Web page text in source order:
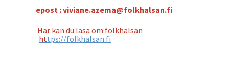
epost : viviane.azema@folkhalsan.fi
Här kan du läsa om folkhälsan
https://folkhalsan.fi